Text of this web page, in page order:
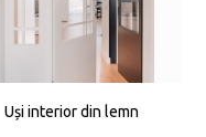
Uși interior din lemn